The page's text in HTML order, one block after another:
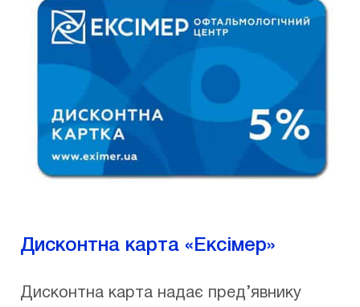
Дисконтна карта «Ексімер»
Дисконтна карта надає пред’явнику